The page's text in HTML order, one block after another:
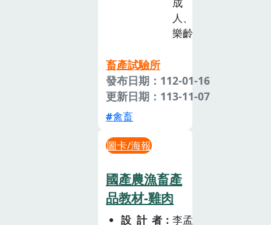
成
人、
樂齡
畜產試驗所
發布日期：112-01-16
更新日期：113-11-07
禽畜
圖卡/海報
國產農漁畜產
品教材-雞肉
設計者
李孟